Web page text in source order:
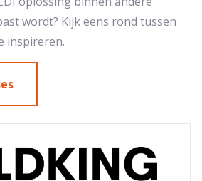
wordt? Kijk eens rond tussen
inspireren.